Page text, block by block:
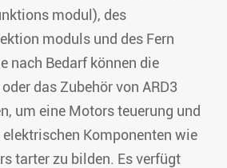
modul), des
moduls und des Fern
nach Bedarf können die
das Zubehör von ARD3
um eine Motors teuerung und
Komponenten wie
tarter zu bilden. Es verfügt